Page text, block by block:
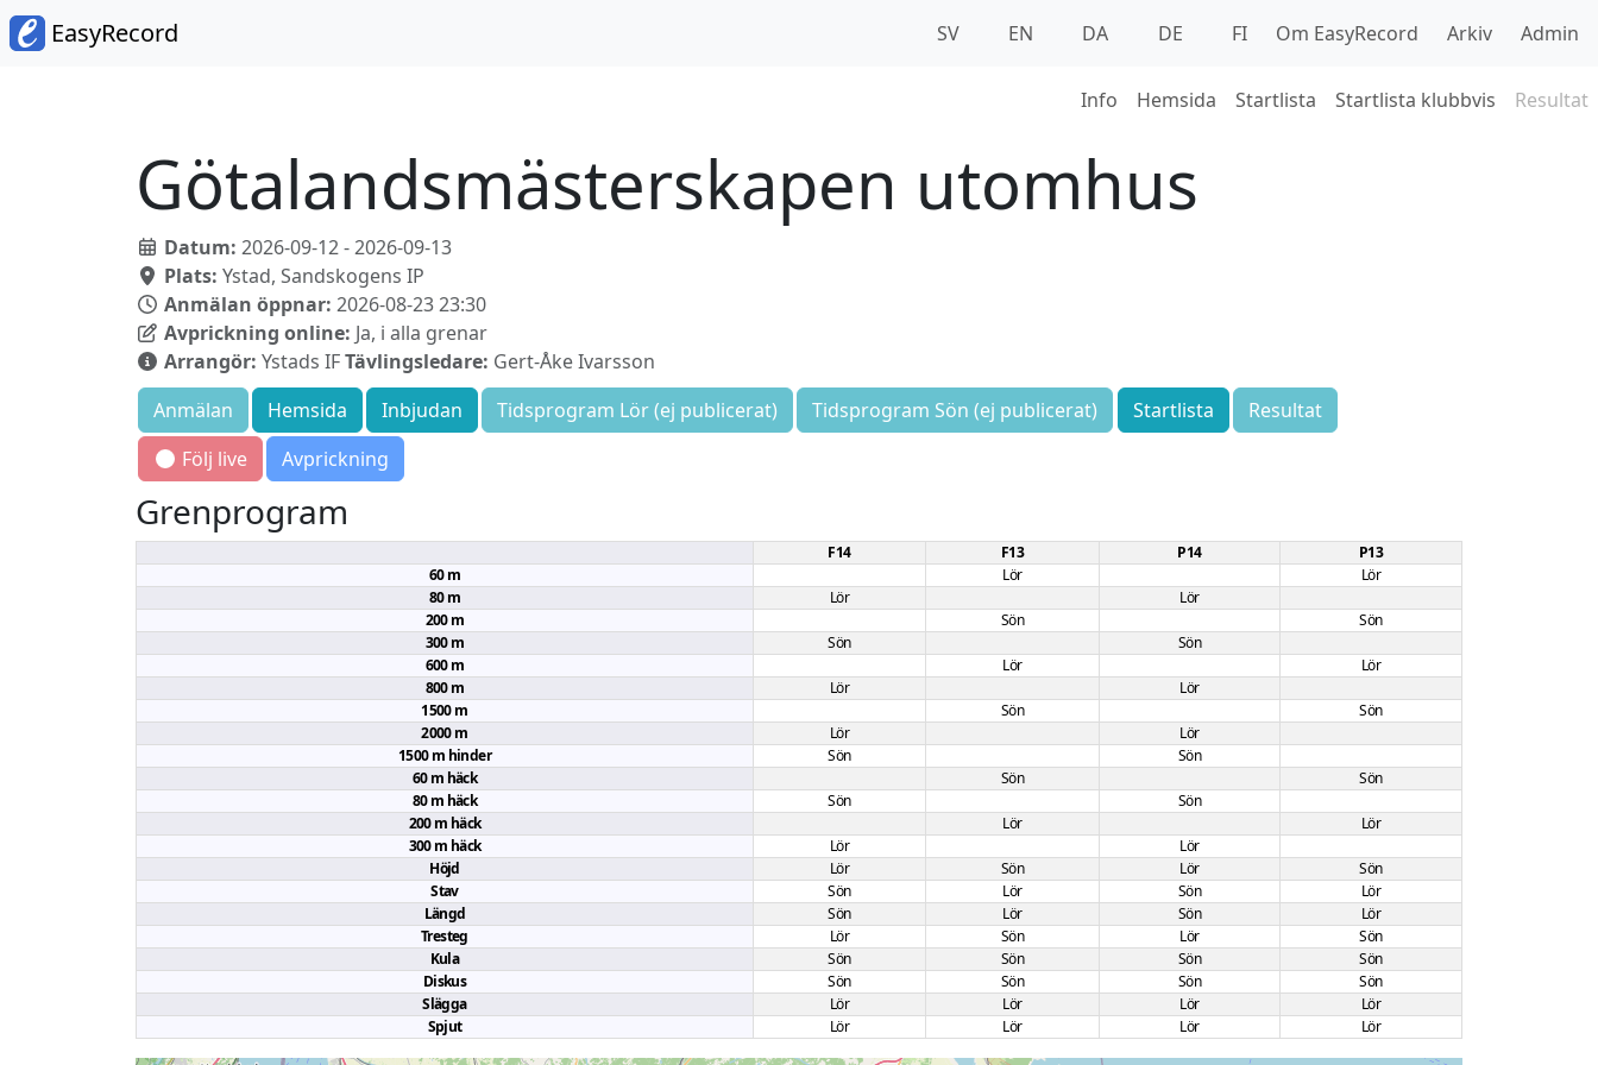
EasyRecord SV EN DA DE FI Om EasyRecord Arkiv Admin
Info Hemsida Startlista Startlista klubbvis Resultat
Götalandsmästerskapen utomhus
Datum: 2026-09-12 - 2026-09-13
Plats: Ystad, Sandskogens IP
Anmälan öppnar: 2026-08-23 23:30
Avprickning online: Ja, i alla grenar
Arrangör: Ystads IFTävlingsledare: Gert-Åke Ivarsson
Anmälan
Hemsida Inbjudan Tidsprogram Lör (ej publicerat) Tidsprogram Sön (ej publicerat) Startlista
Resultat
Följ live
Avprickning
Grenprogram
F14 F13 P14
P13
60 m
Lör
Lör
80 m
Lör
Lör
200 m
Sön
Sön
300 m
Sön
Sön
600 m
Lör
Lör
800 m
Lör
Lör
1500 m
Sön
Sön
2000 m
Lör
Lör
1500 m hinder
Sön
Sön
60 m häck
Sön
Sön
80 m häck
Sön
Sön
200 m häck
Lör
Lör
300 m häck
Lör
Lör
Höjd
Lör Sön Lör
Sön
Stav
Sön Lör Sön
Lör
Längd
Sön Lör Sön
Lör
Tresteg
Lör Sön Lör
Sön
Kula
Sön Sön Sön
Sön
Diskus
Sön Sön Sön
Sön
Slägga
Lör Lör Lör
Lör
Spjut
Lör Lör Lör Lör